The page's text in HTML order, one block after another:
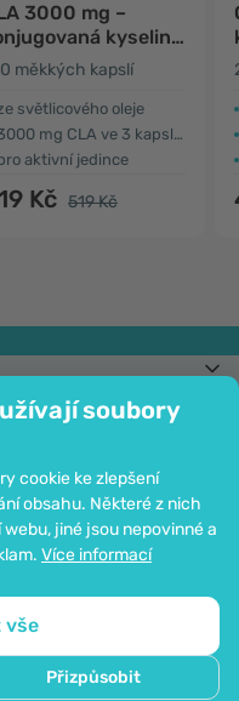
soubory
cookie ke zlepšení
obsahu. Některé z nich
jiné jsou nepovinné a
Více informací
vše
Přizpůsobit
3000 mg –
kyselina
měkkých kapslí
světlicového oleje
mg CLA ve 3 kapslích
aktivní jedince
Kč 519 Kč
zaručena pomocí šifrování